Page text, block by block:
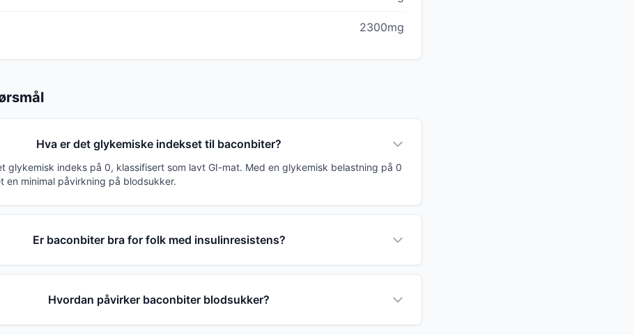
2300mg
Hva er det glykemiske indekset til baconbiter?
glykemisk indeks på 0, klassifisert som lavt GI-mat. Med en glykemisk belastning på 0
en minimal påvirkning på blodsukker.
Er baconbiter bra for folk med insulinresistens?
Hvordan påvirker baconbiter blodsukker?